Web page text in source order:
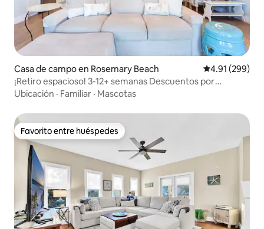
Casa de campo en Rosemary Beach Calificación
4.91 (299)
¡Retiro espacioso! 3-12+ semanas Descuentos por
profundización
Ubicación · Familiar · Mascotas
Favorito entre huéspedes
Favorito entre huéspedes